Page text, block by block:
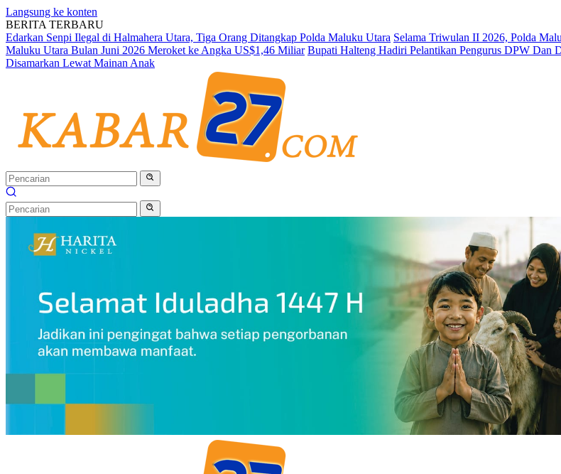
Langsung ke konten
BERITA TERBARU
Edarkan Senpi Ilegal di Halmahera Utara, Tiga Orang Ditangkap Polda Maluku Utara Selama Triwulan II 2026, Polda
Maluku Utara Bulan Juni 2026 Meroket ke Angka US$1,46 Miliar Bupati Halteng Hadiri Pelantikan Pengurus DPW Dan
Disamarkan Lewat Mainan Anak